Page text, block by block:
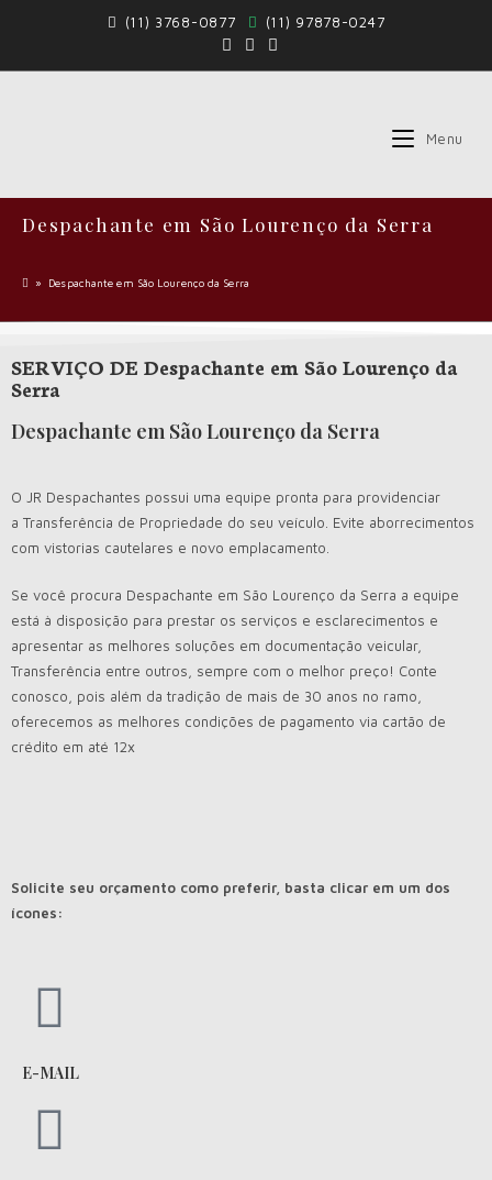
(11) 3768-0877 (11) 97878-0247
Menu
Despachante em São Lourenço da Serra
» Despachante em São Lourenço da Serra
SERVIÇO DE Despachante em São Lourenço da
Serra
Despachante em São Lourenço da Serra
O JR Despachantes possui uma equipe pronta para providenciar
a Transferência de Propriedade do seu veículo. Evite aborrecimentos
com vistorias cautelares e novo emplacamento.
Se você procura Despachante em São Lourenço da Serra a equipe
está à disposição para prestar os serviços e esclarecimentos e
apresentar as melhores soluções em documentação veicular,
Transferência entre outros, sempre com o melhor preço! Conte
conosco, pois além da tradição de mais de 30 anos no ramo,
oferecemos as melhores condições de pagamento via cartão de
crédito em até 12x
Solicite seu orçamento como preferir, basta clicar em um dos
ícones:
E-MAIL